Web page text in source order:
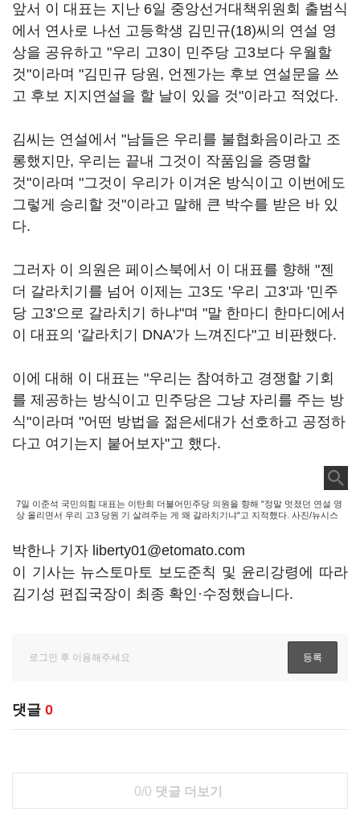
앞서 이 대표는 지난 6일 중앙선거대책위원회 출범식
에서 연사로 나선 고등학생 김민규(18)씨의 연설 영
상을 공유하고 "우리 고3이 민주당 고3보다 우월할
것"이라며 "김민규 당원, 언젠가는 후보 연설문을 쓰
고 후보 지지연설을 할 날이 있을 것"이라고 적었다.
김씨는 연설에서 "남들은 우리를 불협화음이라고 조
롱했지만, 우리는 끝내 그것이 작품임을 증명할
것"이라며 "그것이 우리가 이겨온 방식이고 이번에도
그렇게 승리할 것"이라고 말해 큰 박수를 받은 바 있
다.
그러자 이 의원은 페이스북에서 이 대표를 향해 "젠
더 갈라치기를 넘어 이제는 고3도 '우리 고3'과 '민주
당 고3'으로 갈라치기 하냐"며 "말 한마디 한마디에서
이 대표의 '갈라치기 DNA'가 느껴진다"고 비판했다.
이에 대해 이 대표는 "우리는 참여하고 경쟁할 기회
를 제공하는 방식이고 민주당은 그냥 자리를 주는 방
식"이라며 "어떤 방법을 젊은세대가 선호하고 공정하
다고 여기는지 붙어보자"고 했다.
7일 이준석 국민의힘 대표는 이탄희 더불어민주당 의원을 향해 "정말 멋졌던 연설 영
상 올리면서 우리 고3 당원 기 살려주는 게 왜 갈라치기냐"고 지적했다. 사진/뉴시스
박한나 기자 liberty01@etomato.com
이 기사는 뉴스토마토 보도준칙 및 윤리강령에 따라
김기성 편집국장이 최종 확인·수정했습니다.
댓글 0
0/0 댓글 더보기